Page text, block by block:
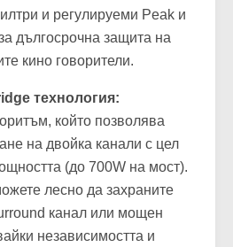
и регулируеми Peak и
дългосрочна защита на
кино говорители.
технология:
който позволява
на двойка канали с цел
(до 700W на мост).
лесно да захраните
канал или мощен
независимостта и